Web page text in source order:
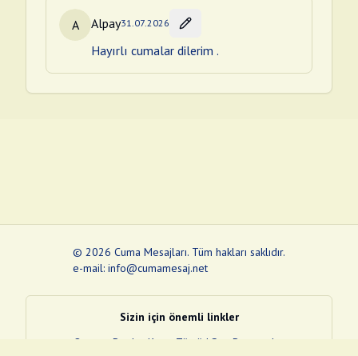
A Alpay31.07.2026
Hayırlı cumalar dilerim .
© 2026 Cuma Mesajları. Tüm hakları saklıdır.
e-mail: info@cumamesaj.net
Sizin için önemli linkler
Quran
e-Devlet Kapısı Tüvtürk Son Depremler